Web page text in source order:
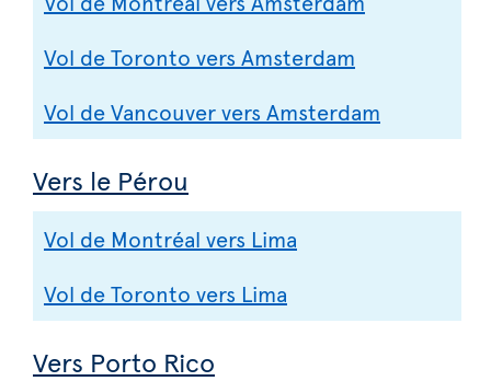
Vol de Toronto vers Amsterdam
Vol de Vancouver vers Amsterdam
Vers le Pérou
Vol de Montréal vers Lima
Vol de Toronto vers Lima
Vers Porto Rico